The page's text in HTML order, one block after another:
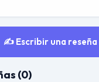
✍️ Escribir una reseña
(0)